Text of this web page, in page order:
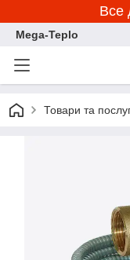
Все
Mega-Teplo
Товари та